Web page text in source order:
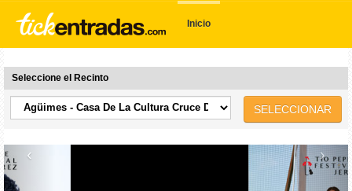
Inicio
Seleccione el Recinto
SELECCIONAR
‹ ›